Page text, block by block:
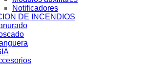
Notificadores
DE INCENDIOS